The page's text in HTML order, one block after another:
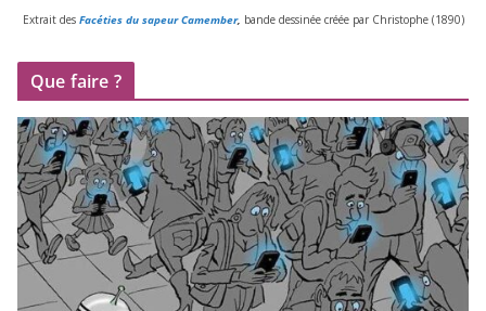
Extrait desFacéties du sapeur Camember, bande des­si­née créée par Christophe (1890)
Que faire ?